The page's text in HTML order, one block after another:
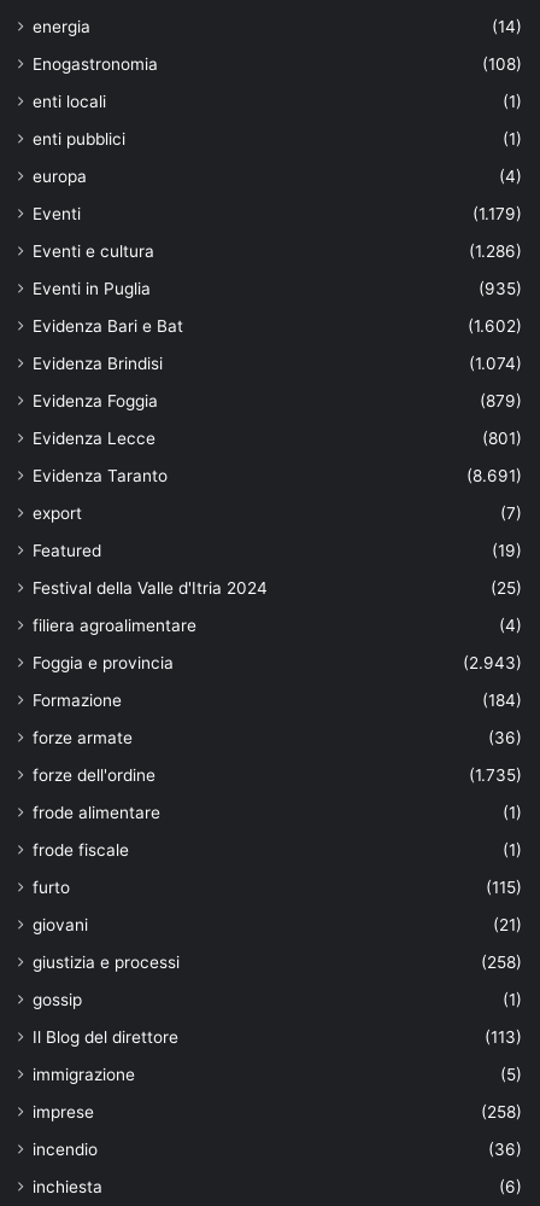
energia
(14)
Enogastronomia
(108)
enti locali
(1)
enti pubblici
(1)
europa
(4)
Eventi
(1.179)
Eventi e cultura
(1.286)
Eventi in Puglia
(935)
Evidenza Bari e Bat
(1.602)
Evidenza Brindisi
(1.074)
Evidenza Foggia
(879)
Evidenza Lecce
(801)
Evidenza Taranto
(8.691)
export
(7)
Featured
(19)
Festival della Valle d'Itria 2024
(25)
filiera agroalimentare
(4)
Foggia e provincia
(2.943)
Formazione
(184)
forze armate
(36)
forze dell'ordine
(1.735)
frode alimentare
(1)
frode fiscale
(1)
furto
(115)
giovani
(21)
giustizia e processi
(258)
gossip
(1)
Il Blog del direttore
(113)
immigrazione
(5)
imprese
(258)
incendio
(36)
inchiesta
(6)